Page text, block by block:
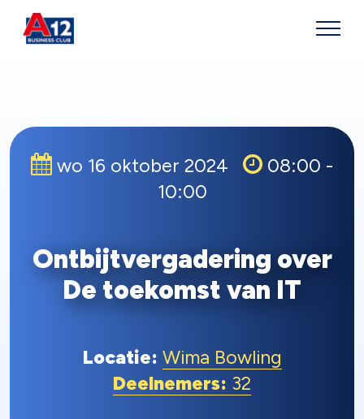
wo 16 oktober 2024
08:00 -
10:00
Ontbijtvergadering over
De toekomst van IT
Locatie: Wima Bowling
Deelnemers: 32